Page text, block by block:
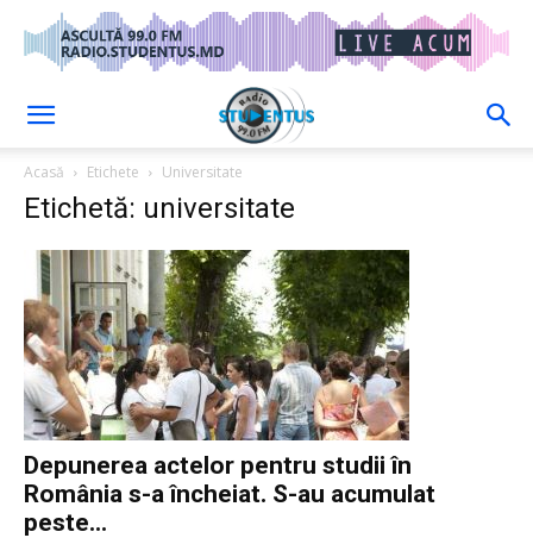
Acasă Etichete Universitate
Etichetă: universitate
Depunerea actelor pentru studii în
România s-a încheiat. S-au acumulat
peste...